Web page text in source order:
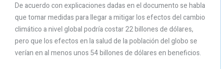
De acuerdo con explicaciones dadas en el documento se habla
que tomar medidas para llegar a mitigar los efectos del cambio
climático a nivel global podría costar 22 billones de dólares,
pero que los efectos en la salud de la población del globo se
verían en al menos unos 54 billones de dólares en beneficios.